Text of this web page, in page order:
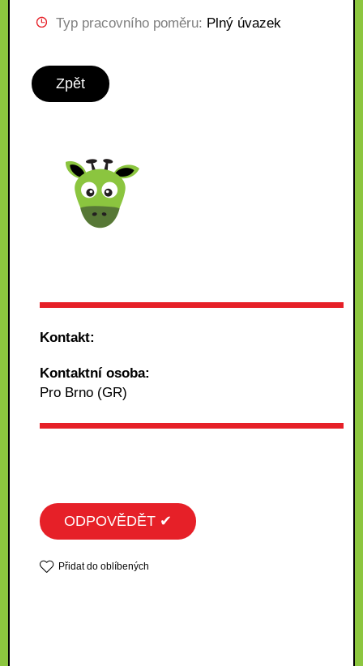
Typ pracovního poměru: Plný úvazek
Zpět
Kontakt:
Kontaktní osoba:
Pro Brno (GR)
ODPOVĚDĚT ✔
Přidat do oblíbených